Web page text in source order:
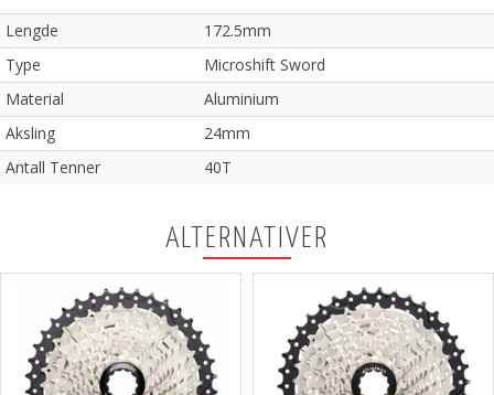
Lengde
172.5mm
Type
Microshift Sword
Material
Aluminium
Aksling
24mm
Antall Tenner
40T
ALTERNATIVER